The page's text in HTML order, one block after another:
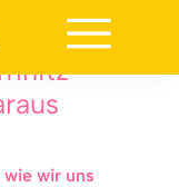
wir uns